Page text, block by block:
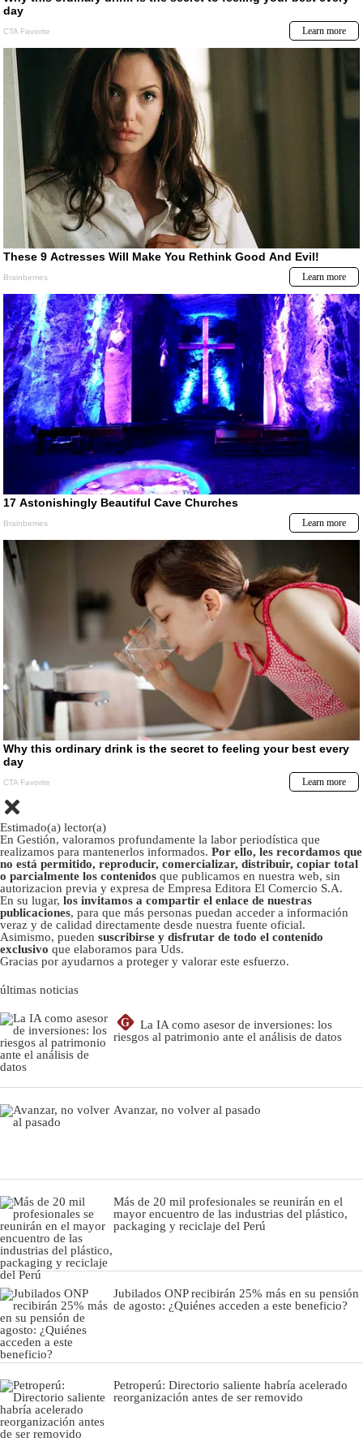
Estimado(a) lector(a)
En Gestión, valoramos profundamente la labor periodística que
realizamos para mantenerlos informados. Por ello, les recordamos que
no está permitido, reproducir, comercializar, distribuir, copiar total
o parcialmente los contenidos que publicamos en nuestra web, sin
autorizacion previa y expresa de Empresa Editora El Comercio S.A.
En su lugar, los invitamos a compartir el enlace de nuestras
publicaciones, para que más personas puedan acceder a información
veraz y de calidad directamente desde nuestra fuente oficial.
Asimismo, pueden suscribirse y disfrutar de todo el contenido
exclusivo que elaboramos para Uds.
Gracias por ayudarnos a proteger y valorar este esfuerzo.
últimas noticias
G
La IA como asesor de inversiones: los
riesgos al patrimonio ante el análisis de datos
Avanzar, no volver al pasado
Más de 20 mil profesionales se reunirán en el
mayor encuentro de las industrias del plástico,
packaging y reciclaje del Perú
Jubilados ONP recibirán 25% más en su pensión
de agosto: ¿Quiénes acceden a este beneficio?
Petroperú: Directorio saliente habría acelerado
reorganización antes de ser removido